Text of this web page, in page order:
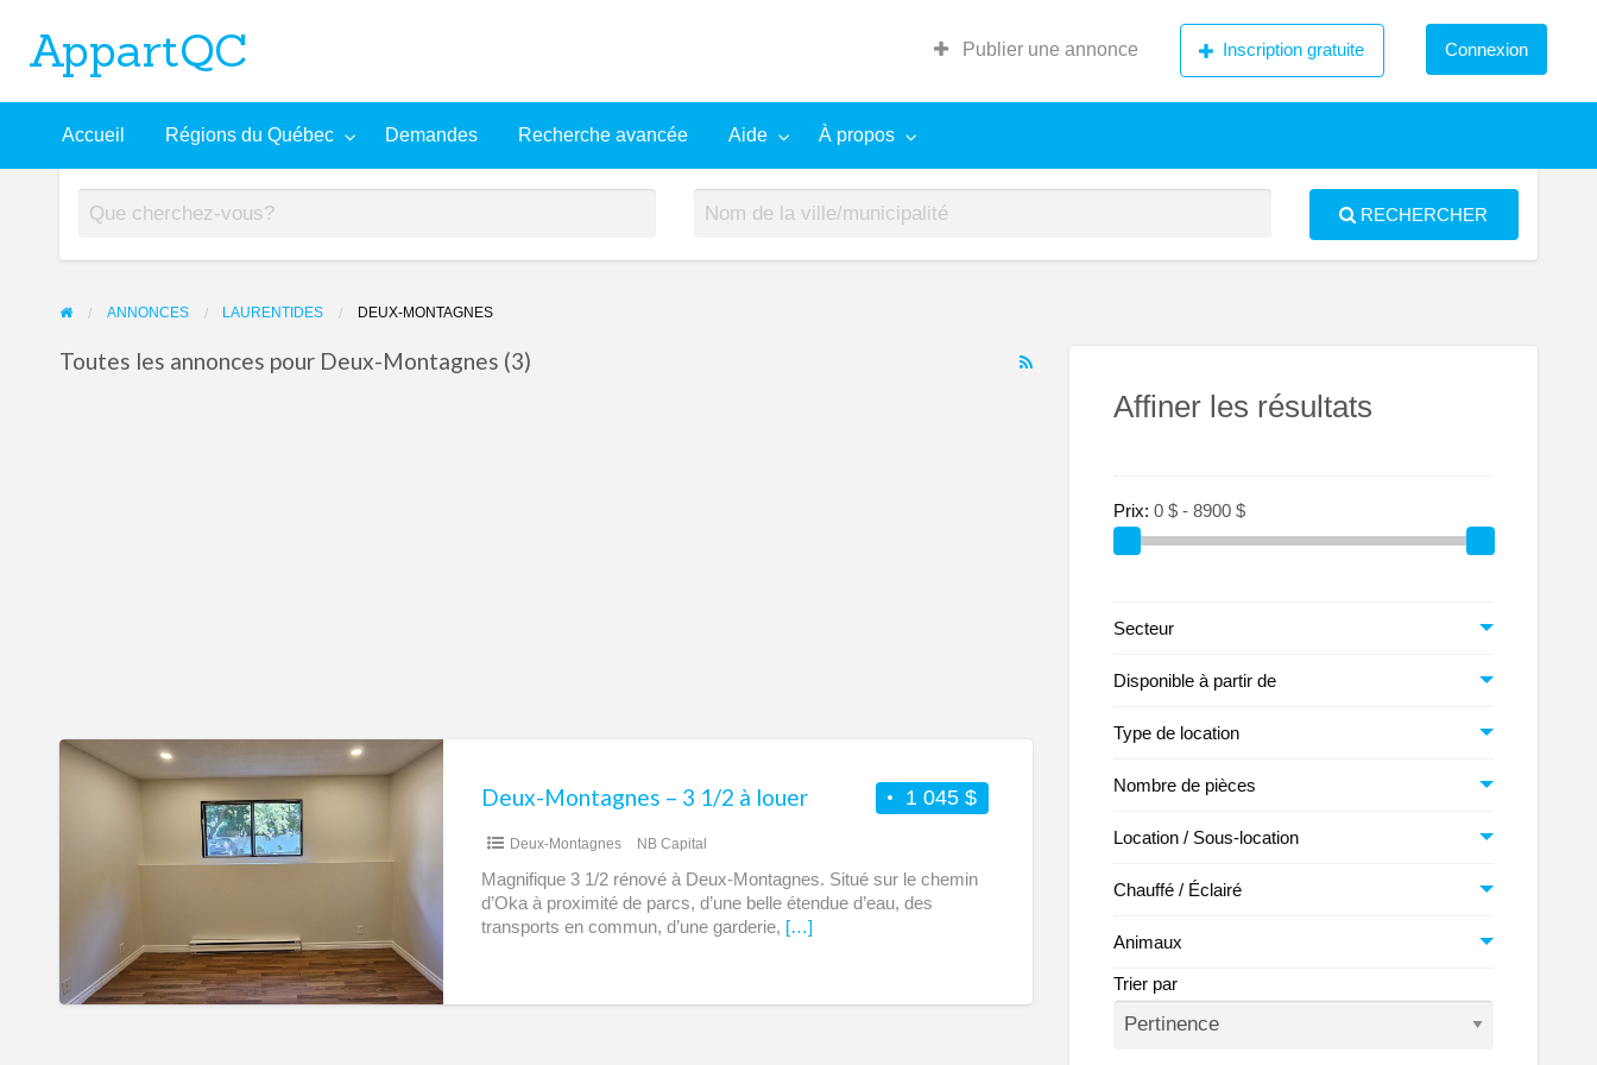
Recherche
Aide
À
AppartQC Publier une annonce Inscription gratuite Connexion
Accueil Régions du Québec Demandes Recherche avancée Aide À propos
RECHERCHER
ANNONCES LAURENTIDES DEUX-MONTAGNES
RSS
Montagnes
Toutes les annonces pour Deux-Montagnes (3)
Deux-
Montagnes
1 045 $
Deux-Montagnes – 3 1/2 à louer
Deux-Montagnes NB Capital
Magnifique 3 1/2 rénové à Deux-Montagnes. Situé sur le chemin
d’Oka à proximité de parcs, d’une belle étendue d’eau, des
transports en commun, d’une garderie, […]
Affiner les résultats
Prix:
Secteur
Disponible à partir de
Type de location
Nombre de pièces
Location / Sous-location
Chauffé / Éclairé
Animaux
Trier par